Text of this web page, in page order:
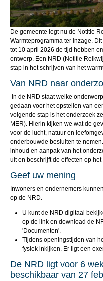
De gemeente legt nu de Notitie
Warmteprogramma ter inzage.
tot 10 april 2026 de tijd hebben
ontwerp. Een NRD (Notitie
stap in het schrijven van het
Van NRD naar
In de NRD staat welke
gedaan voor het opstellen van
volgende stap is het onderzoek
MER). Hierin kijken we wat de
voor de lucht, natuur en
onderbouwde besluiten te
inhoud en aanpak van het
uit en beschrijft de effecten op
Geef uw mening
Inwoners en ondernemers
op de NRD.
U kunt de NRD digitaal
op de link en download de
'Documenten'.
Tijdens openingstijden van
fysiek inkijken. Er ligt een
De NRD ligt voor 6
beschikbaar van 27